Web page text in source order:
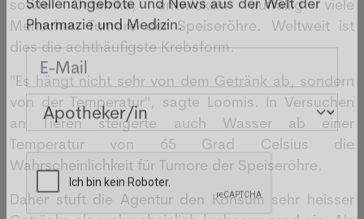
sowie Ostafrika, entwickeln auffällig viele
Menschen Tumore der Speiseröhre. Weltweit ist
dies die achthäufigste Krebsform.
"Es hängt nicht sehr von dem Getränk ab, sondern
von der Temperatur", sagte Loomis. In Versuchen
an Tieren steigerte auch Wasser ab einer
Temperatur von 65 Grad Celsius die
Wahrscheinlichkeit für Tumore der Speiseröhre.
Daher stuft die Agentur den Konsum sehr heisser
Stellenangebote und News aus der Welt der
Pharmazie und Medizin.